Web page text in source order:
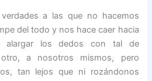
a las que no hacemos
del todo y nos hace caer hacia
alargar los dedos con tal de
a nosotros mismos, pero
tan lejos que ni rozándonos